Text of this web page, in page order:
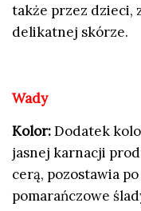
także przez dzieci,
delikatnej skórze.
Wady
Kolor:Dodatek
jasnej karnacji
cerą, pozostawia
pomarańczowe